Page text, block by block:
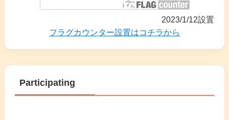
2023/1/12設置
フラグカウンター設置はコチラから
Participating